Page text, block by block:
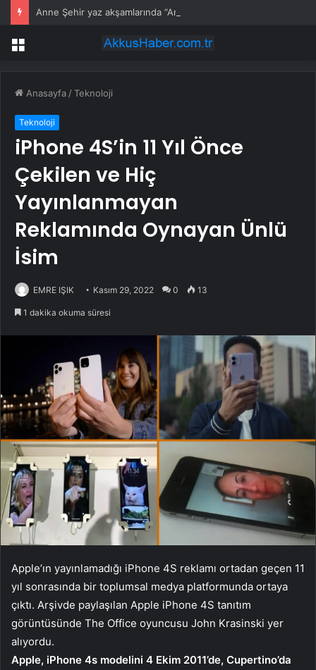
Anne Şehir yaz akşamlarında “Arabesk” rüzgârı esti
Menü
Anasayfa /Teknoloji
Teknoloji
iPhone 4S’in 11 Yıl Önce
Çekilen ve Hiç
Yayınlanmayan
Reklamında Oynayan Ünlü
İsim
EMRE IŞIK Kasım 29, 2022 0 13
1 dakika okuma süresi
Apple’ın yayınlamadığı iPhone 4S reklamı ortadan geçen 11
yıl sonrasında bir toplumsal medya platformunda ortaya
çıktı. Arşivde paylaşılan Apple iPhone 4S tanıtım
görüntüsünde The Office oyuncusu John Krasinski yer
alıyordu.
Apple, iPhone 4s modelini 4 Ekim 2011’de, Cupertino’da